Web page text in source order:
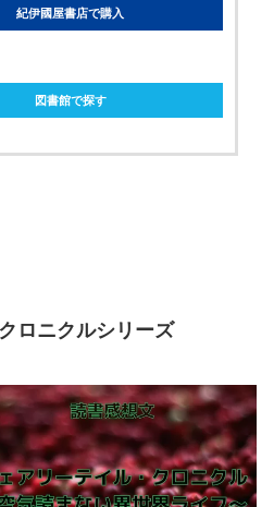
紀伊國屋書店で購入
図書館で探す
ロニクルシリーズ